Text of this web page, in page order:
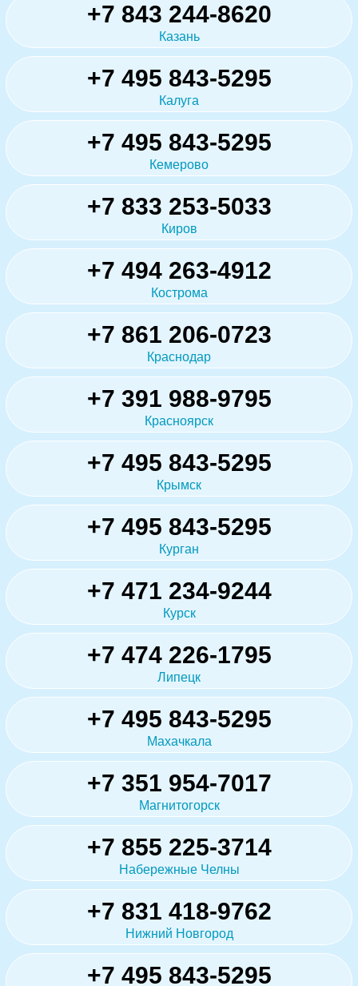
+7 843 244-8620
Казань
+7 495 843-5295
Калуга
+7 495 843-5295
Кемерово
+7 833 253-5033
Киров
+7 494 263-4912
Кострома
+7 861 206-0723
Краснодар
+7 391 988-9795
Красноярск
+7 495 843-5295
Крымск
+7 495 843-5295
Курган
+7 471 234-9244
Курск
+7 474 226-1795
Липецк
+7 495 843-5295
Махачкала
+7 351 954-7017
Магнитогорск
+7 855 225-3714
Набережные Челны
+7 831 418-9762
Нижний Новгород
+7 495 843-5295